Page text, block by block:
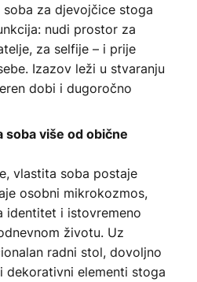
za djevojčice stoga
nudi prostor za
za selfije – i prije
Izazov leži u stvaranju
dobi i dugoročno
više od obične
vlastita soba postaje
osobni mikrokozmos,
identitet i istovremeno
životu. Uz
radni stol, dovoljno
dekorativni elementi stoga